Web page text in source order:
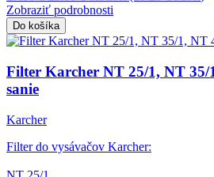
Zobraziť podrobnosti
Do košíka
Filter Karcher NT 25/1, NT 35/
sanie
Karcher
Filter do vysávačov Karcher: